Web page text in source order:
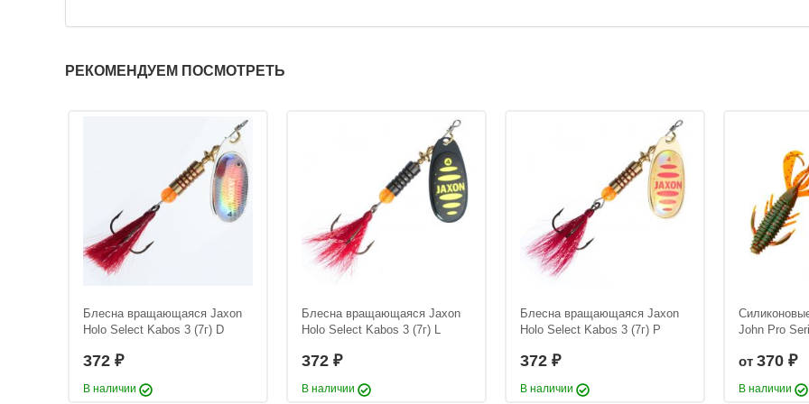
РЕКОМЕНДУЕМ ПОСМОТРЕТЬ
Блесна вращающаяся Jaxon
Holo Select Kabos 3 (7г) D
372 ₽
В наличии
Блесна вращающаяся Jaxon
Holo Select Kabos 3 (7г) L
372 ₽
В наличии
Блесна вращающаяся Jaxon
Holo Select Kabos 3 (7г) P
372 ₽
В наличии
John Pro
от 370 ₽
В наличии